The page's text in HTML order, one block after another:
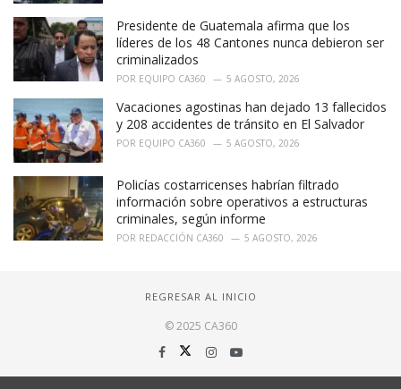
Presidente de Guatemala afirma que los
líderes de los 48 Cantones nunca debieron ser
criminalizados
POR EQUIPO CA360 5 AGOSTO, 2026
Vacaciones agostinas han dejado 13 fallecidos
y 208 accidentes de tránsito en El Salvador
POR EQUIPO CA360 5 AGOSTO, 2026
Policías costarricenses habrían filtrado
información sobre operativos a estructuras
criminales, según informe
POR REDACCIÓN CA360 5 AGOSTO, 2026
REGRESAR AL INICIO
© 2025 CA360